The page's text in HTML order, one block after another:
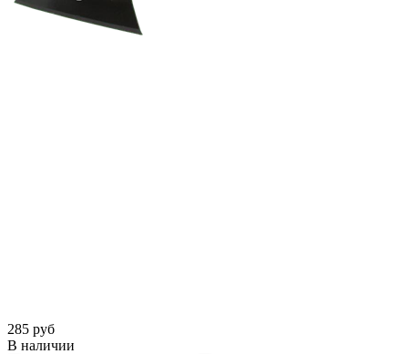
285 руб
В наличии